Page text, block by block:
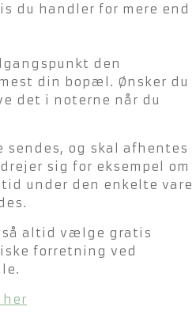
du handler for mere end
den
din bopæl. Ønsker du
det i noterne når du
sendes, og skal afhentes
sig for eksempel om
under den enkelte vare
altid vælge gratis
forretning ved
her